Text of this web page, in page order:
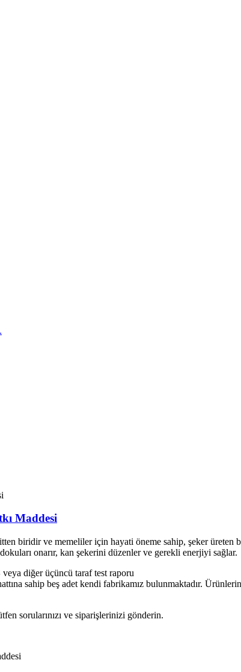
Maddesi
biridir ve memeliler için hayati öneme sahip, şeker
onarır, kan şekerini düzenler ve gerekli enerjiyi sağlar.
diğer üçüncü taraf test raporu
sahip beş adet kendi fabrikamız bulunmaktadır.
sorularınızı ve siparişlerinizi gönderin.